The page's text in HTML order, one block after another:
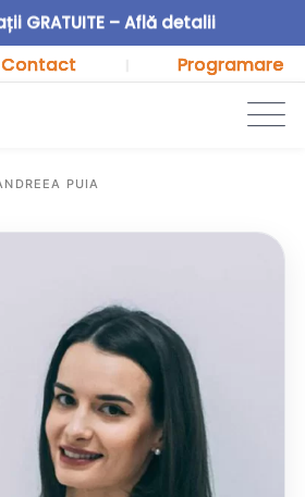
GRATUITE – Află detalii
Contact Programare
PUIA